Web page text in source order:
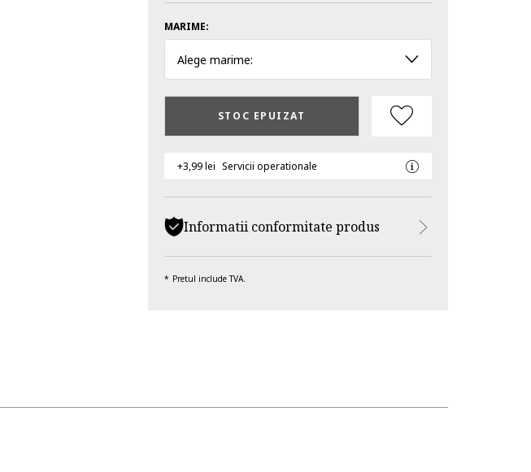
MARIME:
Alege marime:
STOC EPUIZAT
+3,99 lei Servicii operationale
Informatii conformitate produs
Pretul include TVA.